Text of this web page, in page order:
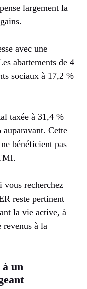
largement la
avec une
abattements de 4
sociaux à 17,2 %
taxée à 31,4 %
Cette
bénéficient pas
vous recherchez
reste pertinent
la vie active, à
revenus à la
à un